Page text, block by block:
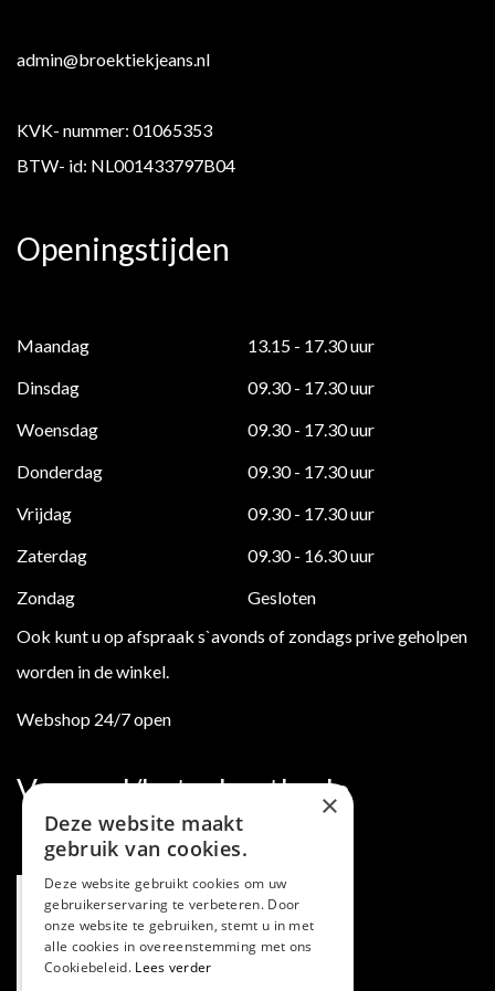
admin@broektiekjeans.nl
KVK- nummer: 01065353
BTW- id: NL001433797B04
Openingstijden
Maandag
13.15 - 17.30 uur
Dinsdag
09.30 - 17.30 uur
Woensdag
09.30 - 17.30 uur
Donderdag
09.30 - 17.30 uur
Vrijdag
09.30 - 17.30 uur
Zaterdag
09.30 - 16.30 uur
Zondag
Gesloten
Ook kunt u op afspraak s`avonds of zondags prive geholpen
worden in de winkel.
Webshop 24/7 open
Verzend/betaalmethode
×
Deze website maakt
gebruik van cookies.
Deze website gebruikt cookies om uw
gebruikerservaring te verbeteren. Door
onze website te gebruiken, stemt u in met
alle cookies in overeenstemming met ons
Cookiebeleid. Lees verder